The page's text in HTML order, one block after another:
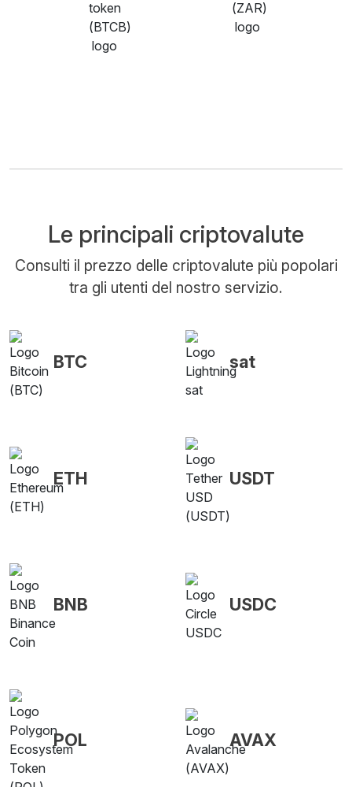
Le principali criptovalute
Consulti il prezzo delle criptovalute più popolari
tra gli utenti del nostro servizio.
BTC sat
ETH USDT
BNB USDC
POL AVAX